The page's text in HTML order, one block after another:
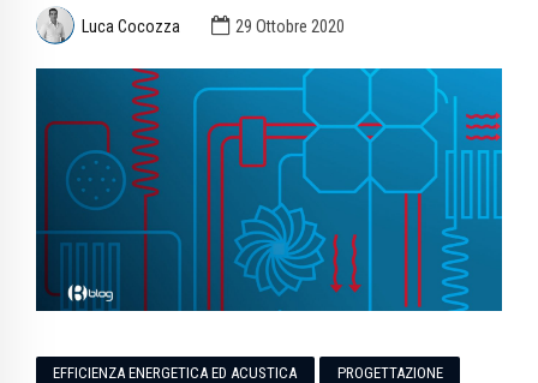
Luca Cocozza 29 Ottobre 2020
EFFICIENZA ENERGETICA ED ACUSTICA PROGETTAZIONE